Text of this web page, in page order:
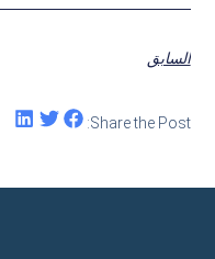
السابق
Share the Post: